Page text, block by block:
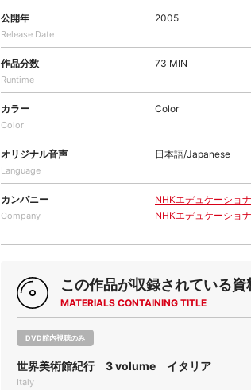
公開年
Release Date
2005
作品分数
Runtime
73 MIN
カラー
Color
Color
オリジナル音声
Language
日本語/Japanese
カンパニー
Company
NHKエデュケーショ
NHKエデュケーショ
この作品が収録されている資
MATERIALS CONTAINING TITLE
DVD館内視聴のみ
世界美術館紀行 3 volume イタリア
Italy